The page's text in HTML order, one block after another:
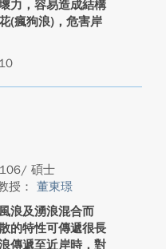
力，容易造成結構
(瘋狗浪)，危害岸
碩士
授： 董東璟
浪及湧浪混合而
的特性可傳遞很長
傳遞至近岸時，對